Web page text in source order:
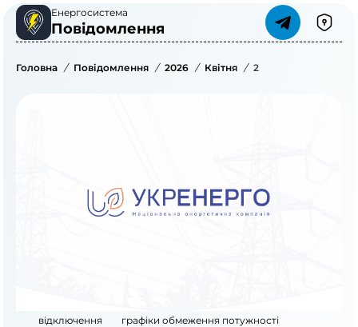
Енергосистема
Повідомлення
Головна / Повідомлення / 2026 / Квітня / 2
відключення
графіки обмеження потужності